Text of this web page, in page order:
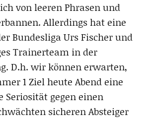
von leeren Phrasen und
Allerdings hat eine
Bundesliga Urs Fischer und
Trainerteam in der
D.h. wir können erwarten,
1 Ziel heute Abend eine
Seriosität gegen einen
sicheren Absteiger